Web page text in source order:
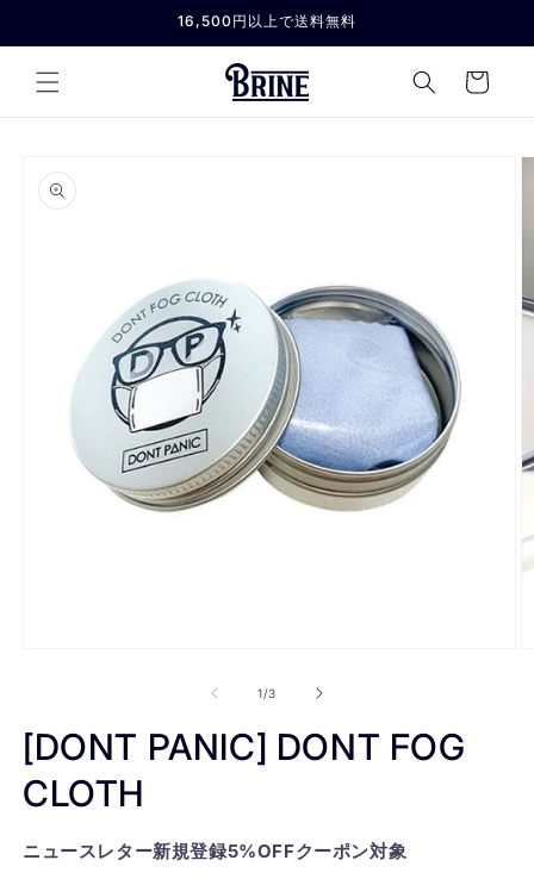
進む
16,500円以上で送料無料
カ
ー
報にス
キップ
メ
デ
ィ
(1)
1/の
3
[DONT PANIC] DONT FOG
CLOTH
ニュースレター新規登録5%OFFクーポン対象